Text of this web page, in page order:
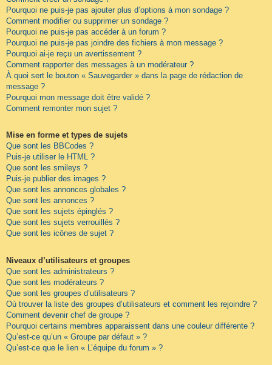
Pourquoi ne puis-je pas ajouter plus d’options à mon sondage ?
Comment modifier ou supprimer un sondage ?
Pourquoi ne puis-je pas accéder à un forum ?
Pourquoi ne puis-je pas joindre des fichiers à mon message ?
Pourquoi ai-je reçu un avertissement ?
Comment rapporter des messages à un modérateur ?
À quoi sert le bouton « Sauvegarder » dans la page de rédaction de
message ?
Pourquoi mon message doit être validé ?
Comment remonter mon sujet ?
Mise en forme et types de sujets
Que sont les BBCodes ?
Puis-je utiliser le HTML ?
Que sont les smileys ?
Puis-je publier des images ?
Que sont les annonces globales ?
Que sont les annonces ?
Que sont les sujets épinglés ?
Que sont les sujets verrouillés ?
Que sont les icônes de sujet ?
Niveaux d’utilisateurs et groupes
Que sont les administrateurs ?
Que sont les modérateurs ?
Que sont les groupes d’utilisateurs ?
Où trouver la liste des groupes d’utilisateurs et comment les rejoindre ?
Comment devenir chef de groupe ?
Pourquoi certains membres apparaissent dans une couleur différente ?
Qu’est-ce qu’un « Groupe par défaut » ?
Qu’est-ce que le lien « L’équipe du forum » ?